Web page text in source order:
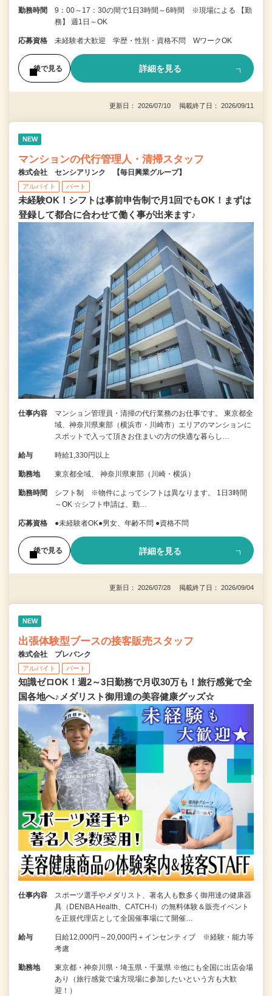
勤務時間
9：00～17：30の間で1日3時間～6時間 ※現場による 【勤
務】 週1日～OK
応募資格 未経験者大歓迎 学歴・性別・資格不問 WワークOK
後で見る 詳細を見る
更新日： 2026/07/10 掲載終了日： 2026/09/11
NEW
マンションの代行管理人・清掃スタッフ
株式会社 センシアリンク 【毎日興業グループ】
アルバイト パート
未経験OK！シフトは事前申告制で月1回でもOK！まずは
登録して都合に合わせて働く事が出来ます♪
仕事内容
マンション管理員・清掃の代行業務のお仕事です。 東京都全
域、神奈川県東部（横浜市・川崎市）エリアのマンションに
スポットで入って頂きお住まいの方の快適な暮らし…
給与 時給1,330円以上
勤務地 東京都全域、 神奈川県東部（川崎・横浜）
勤務時間
シフト制 ※物件によってシフトは異なります。 1日3時間
～OK ☆シフト申請は、勤…
応募資格 ●未経験者OK●男女、年齢不問 ●資格不問
後で見る 詳細を見る
更新日： 2026/07/28 掲載終了日： 2026/09/04
NEW
出張体験型ブースの接客販売スタッフ
株式会社 プレバンク
アルバイト パート
知識ゼロOK！週2～3日勤務で月収30万も！旅行感覚で全
国各地へ♪メダリスト御用達の美容健康グッズ☆
仕事内容
スポーツ選手やメダリスト、著名人も数多く御用達の健康器
具（DENBA Health、CATCH-I）の無料体験＆販売イベント
を正規代理店として全国催事場にて開催…
給与
日給12,000円～20,000円＋インセンティブ ※経験・能力等
考慮
勤務地
東京都・神奈川県・埼玉県・千葉県 ※他にも全国に出店会場
あり（旅行感覚で遠方現場に参加したいという方も大歓
迎！）